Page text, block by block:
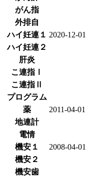
がん指
外排自
ハイ妊連１ 2020-12-01
ハイ妊連２
肝炎
こ連指Ⅰ
こ連指Ⅱ
プログラム
薬
2011-04-01
地連計
電情
機安１
2008-04-01
機安２
機安歯